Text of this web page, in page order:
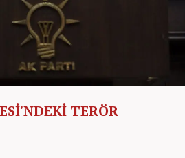
TERÖR